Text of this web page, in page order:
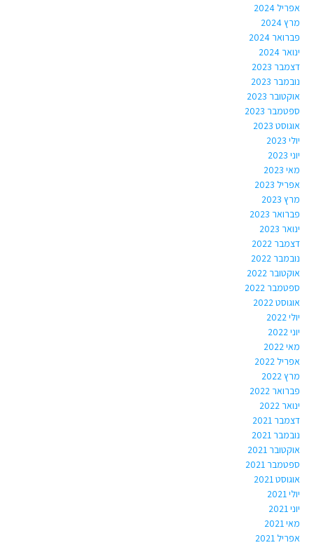
אפריל 2024
מרץ 2024
פברואר 2024
ינואר 2024
דצמבר 2023
נובמבר 2023
אוקטובר 2023
ספטמבר 2023
אוגוסט 2023
יולי 2023
יוני 2023
מאי 2023
אפריל 2023
מרץ 2023
פברואר 2023
ינואר 2023
דצמבר 2022
נובמבר 2022
אוקטובר 2022
ספטמבר 2022
אוגוסט 2022
יולי 2022
יוני 2022
מאי 2022
אפריל 2022
מרץ 2022
פברואר 2022
ינואר 2022
דצמבר 2021
נובמבר 2021
אוקטובר 2021
ספטמבר 2021
אוגוסט 2021
יולי 2021
יוני 2021
מאי 2021
אפריל 2021